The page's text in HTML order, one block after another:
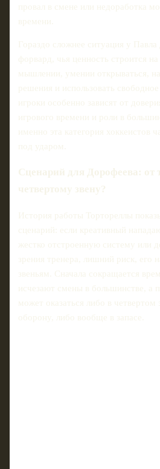
провал в смене или недоработка
времени.
Гораздо сложнее ситуация у
форвард, чья ценность строится
мышлении, умении открываться,
решения и использовать
игроки особенно зависят от
игрового времени и роли в
именно эта категория хоккеистов
под ударом.
Сценарий для Дорофеева: от
четвертому звену?
История работы Тортореллы
сценарий: если креативный
жестко отстроенную систему или
зрения тренера, лишний риск, его
звеньям. Сначала сокращается
исчезают смены в большинстве, а
может оказаться либо в четвертом
оборону, либо вообще в запасе.